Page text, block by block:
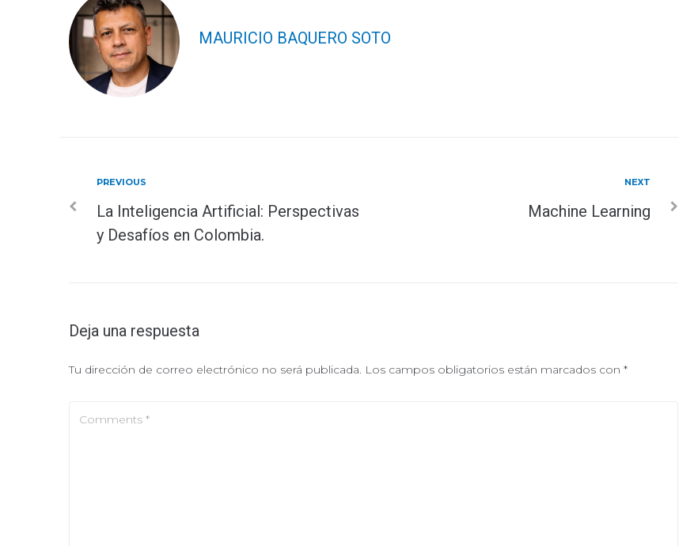
MAURICIO BAQUERO SOTO
Navegación
de
Previous
PREVIOUS
La Inteligencia Artificial: Perspectivas
y Desafíos en Colombia.
NEXT
Machine Learning
Deja una respuesta
Tu dirección de correo electrónico no será publicada. Los campos obligatorios están marcados con *